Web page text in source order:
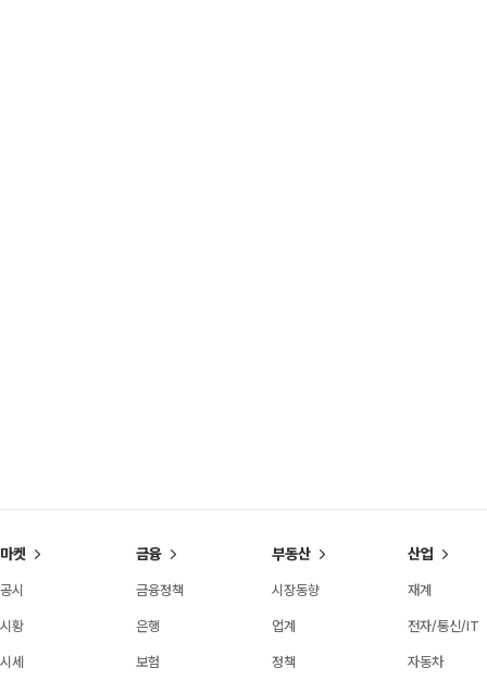
마켓
공시
시황
시세
금융
금융정책
은행
보험
부동산
시장동향
업계
정책
산업
재계
전자/통신/IT
자동차